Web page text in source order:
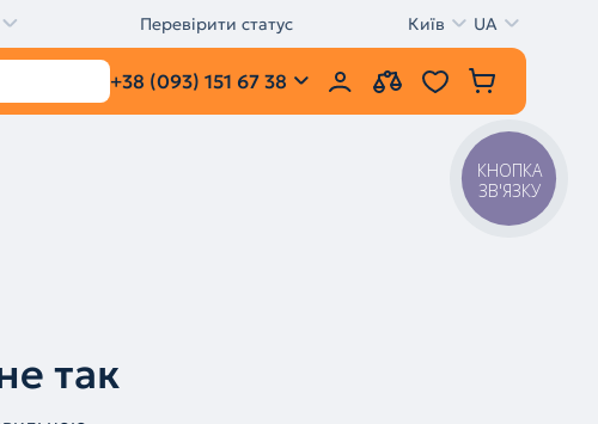
Перевірити статус Київ UA
+38 (093) 151 67 38
так
КНОПКА
ЗВ'ЯЗКУ